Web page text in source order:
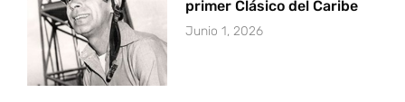
primer Clásico del Caribe
Junio 1, 2026